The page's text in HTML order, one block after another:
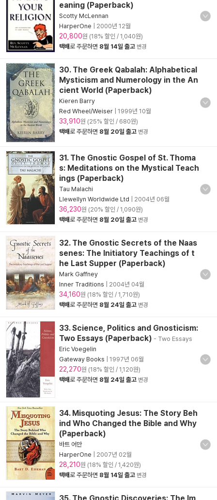
eaning (Paperback)
Scotty McLennan
HarperOne
2000년 12월
20,800원 (18% 할인 / 1,040원)
택배로 주문하면 8월 14일 출고 변경
30. The Greek Qabalah: Alphabetical
Mysticism and Numerology in the An
cient World (Paperback)
Kieren Barry
Red Wheel/Weiser
1999년 10월
33,910원 (25% 할인 / 680원)
택배로 주문하면 8월 20일 출고 변경
31. The Gnostic Gospel of St. Thoma
s: Meditations on the Mystical Teach
ings (Paperback)
Tau Malachi
Llewellyn Worldwide Ltd
2004년 06월
36,230원 (20% 할인 / 1,090원)
택배로 주문하면 8월 20일 출고 변경
32. The Gnostic Secrets of the Naas
senes: The Initiatory Teachings of t
he Last Supper (Paperback)
Mark Gaffney
Inner Traditions
2004년 04월
34,160원 (18% 할인 / 1,710원)
택배로 주문하면 8월 24일 출고 변경
33. Science, Politics and Gnosticism:
Two Essays (Paperback) - Two Essays
Eric Voegelin
Gateway Books
1997년 06월
22,270원 (18% 할인 / 1,120원)
택배로 주문하면 8월 24일 출고 변경
34. Misquoting Jesus: The Story Beh
ind Who Changed the Bible and Why
(Paperback)
바트 어만
HarperOne
2007년 02월
28,210원 (18% 할인 / 1,420원)
택배로 주문하면 8월 14일 출고 변경